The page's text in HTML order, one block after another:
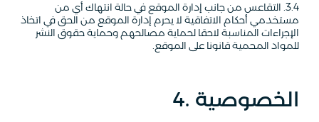
3.4. التقاعس من جانب إدارة الموقع في حالة انتهاك أي من
مستخدمي أحكام الاتفاقية لا يحرم إدارة الموقع من الحق في اتخاذ
الإجراءات المناسبة لاحقا لحماية مصالحهم وحماية حقوق النشر
للمواد المحمية قانونا على الموقع.
4. الخصوصية